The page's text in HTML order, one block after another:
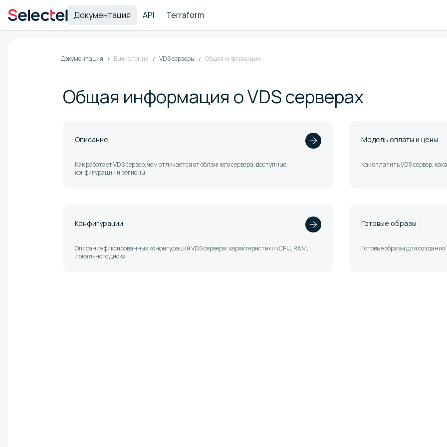
Документация API Terraform
Документация Вычисления VDS серверы Общая информация
Общая информация о VDS серверах
Описание
Как работает VDS сервер, чем отличается от облачного сервера, доступные
конфигурации и регионы
Модель оплаты и цены
Как оплатить VDS сервер,
Конфигурации
Описание фиксированных конфигураций VDS сервера: характеристики vCPU, RAM,
локального диска
Готовые образы
Готовые образы для создания